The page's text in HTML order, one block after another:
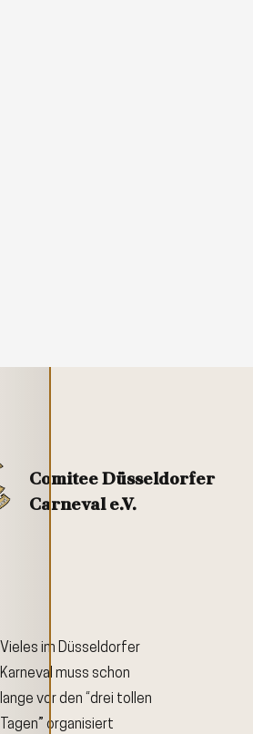
Comitee Düsseldorfer
Carneval e.V.
Vieles im Düsseldorfer
Karneval muss schon
lange vor den “drei tollen
Tagen” organisiert